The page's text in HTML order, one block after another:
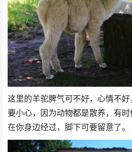
这里的羊驼脾气可不好，心情不
要小心，因为动物都是散养，有
在你身边经过，脚下可要留意了。